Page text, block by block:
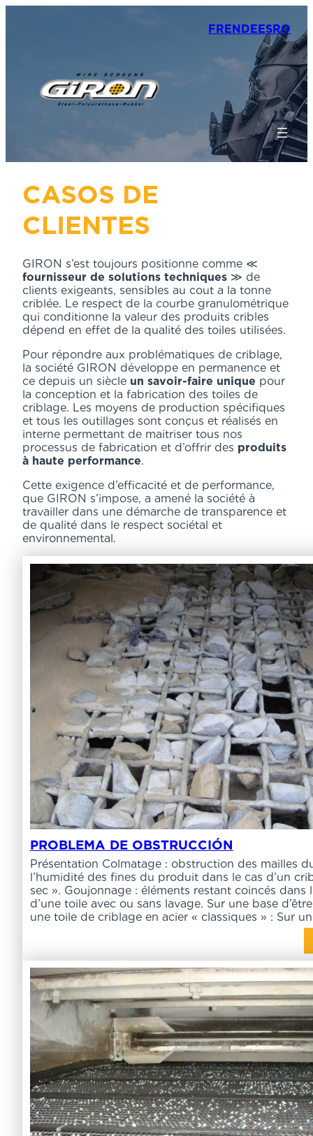
FRENDEESRO
CASOS DE
CLIENTES
GIRON s’est toujours positionne comme ≪
fournisseur de solutions techniques ≫ de
clients exigeants, sensibles au cout a la tonne
criblée. Le respect de la courbe granulométrique
qui conditionne la valeur des produits cribles
dépend en effet de la qualité des toiles utilisées.
Pour répondre aux problématiques de criblage,
la société GIRON développe en permanence et
ce depuis un siècle un savoir-faire unique pour
la conception et la fabrication des toiles de
criblage. Les moyens de production spécifiques
et tous les outillages sont conçus et réalisés en
interne permettant de maitriser tous nos
processus de fabrication et d’offrir des produits
à haute performance.
Cette exigence d’efficacité et de performance,
que GIRON s’impose, a amené la société à
travailler dans une démarche de transparence et
de qualité dans le respect sociétal et
environnemental.
PROBLEMA DE OBSTRUCCIÓN
Présentation Colmatage : obstruction des mailles
l’humidité des fines du produit dans le cas d’un
sec ». Goujonnage : éléments restant coincés dans
d’une toile avec ou sans lavage. Sur une base
une toile de criblage en acier « classiques » : Sur